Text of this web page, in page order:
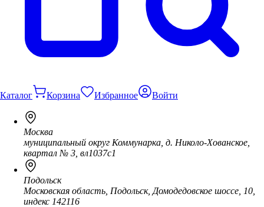
Каталог Корзина Избранное Войти
Москва
муниципальный округ Коммунарка, д. Николо-Хованское,
квартал № 3, вл1037с1
Подольск
Московская область, Подольск, Домодедовское шоссе, 10,
индекс 142116